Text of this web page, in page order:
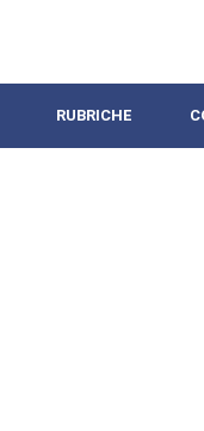
RUBRICHE